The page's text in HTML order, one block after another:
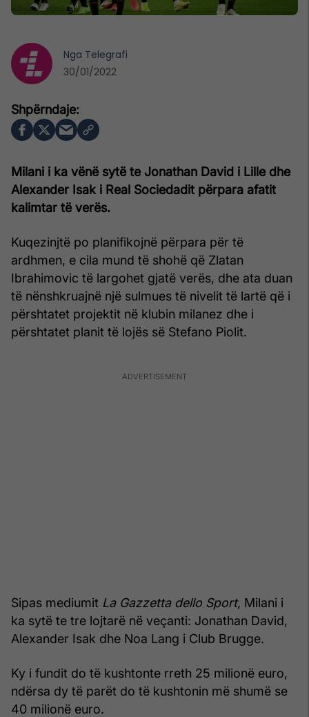
Milani i ka vënë sytë te Jonathan David i Lille dhe
Alexander Isak i Real Sociedadit përpara afatit
kalimtar të verës.
Kuqezinjtë po planifikojnë përpara për të
ardhmen, e cila mund të shohë që Zlatan
Ibrahimovic të largohet gjatë verës, dhe ata duan
të nënshkruajnë një sulmues të nivelit të lartë që i
përshtatet projektit në klubin milanez dhe i
përshtatet planit të lojës së Stefano Piolit.
Sipas mediumit La Gazzetta dello Sport, Milani i
ka sytë te tre lojtarë në veçanti: Jonathan David,
Alexander Isak dhe Noa Lang i Club Brugge.
Ky i fundit do të kushtonte rreth 25 milionë euro,
ndërsa dy të parët do të kushtonin më shumë se
40 milionë euro.
Nga Telegrafi
30/01/2022